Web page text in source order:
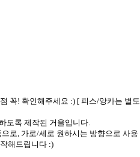
꼭! 확인해주세요 :) [ 피스/앙카는 별도
도록 제작된 거울입니다.
로, 가로/세로 원하시는 방향으로 사용
해드립니다 :)